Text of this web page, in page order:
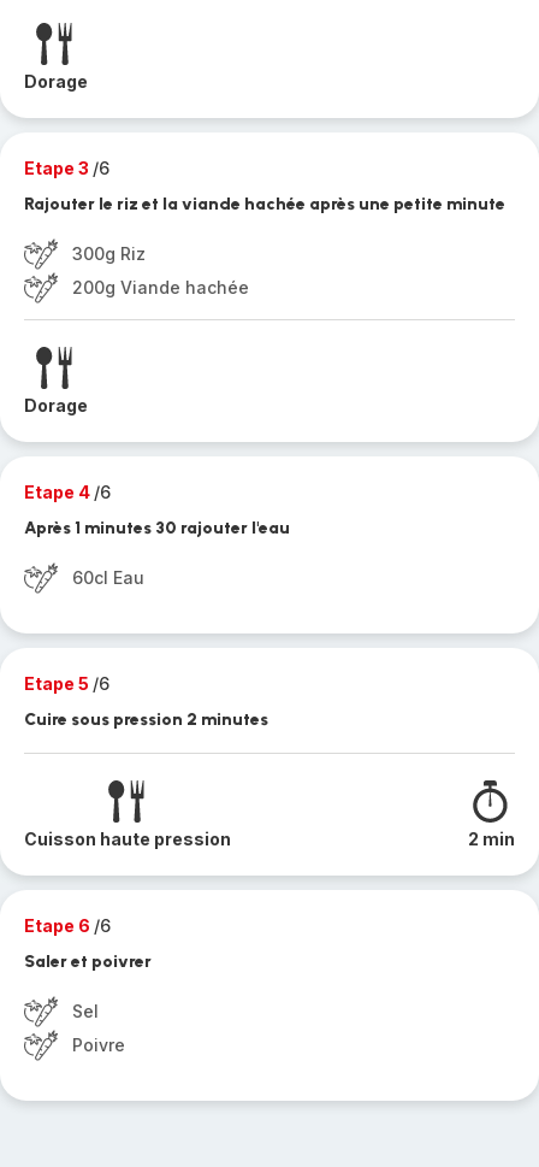
Dorage
Etape 3 /6
Rajouter le riz et la viande hachée après une petite minute
300g Riz
200g Viande hachée
Dorage
Etape 4 /6
Après 1 minutes 30 rajouter l'eau
60cl Eau
Etape 5 /6
Cuire sous pression 2 minutes
Cuisson haute pression 2 min
Etape 6 /6
Saler et poivrer
Sel
Poivre